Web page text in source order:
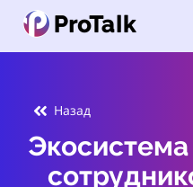
Назад